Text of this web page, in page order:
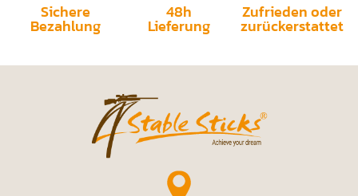
Sichere
Bezahlung
48h
Lieferung
Zufrieden oder
zurückerstattet